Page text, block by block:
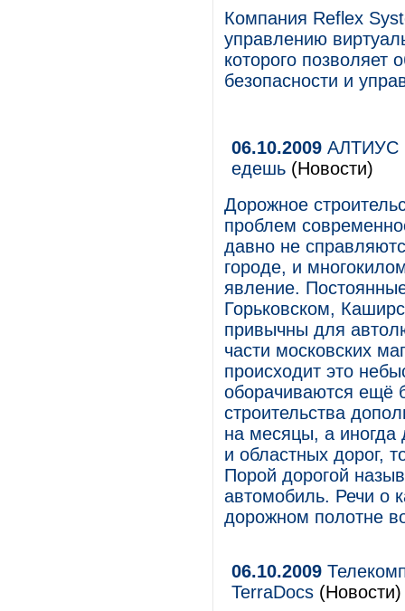
Компания Reflex
управлению
которого позволяет
безопасности и
06.10.2009 АЛТИУС
едешь (Новости)
Дорожное
проблем
давно не
городе, и
явление.
Горьковском,
привычны для
части московских
происходит это
оборачиваются ещё
строительства
на месяцы, а иногда
и областных дорог,
Порой дорогой
автомобиль. Речи о
дорожном полотне
06.10.2009
TerraDоcs (Новости)